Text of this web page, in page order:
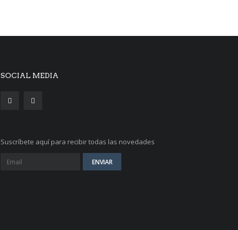
SOCIAL MEDIA
Suscríbete aquí para recibir todas las novedades